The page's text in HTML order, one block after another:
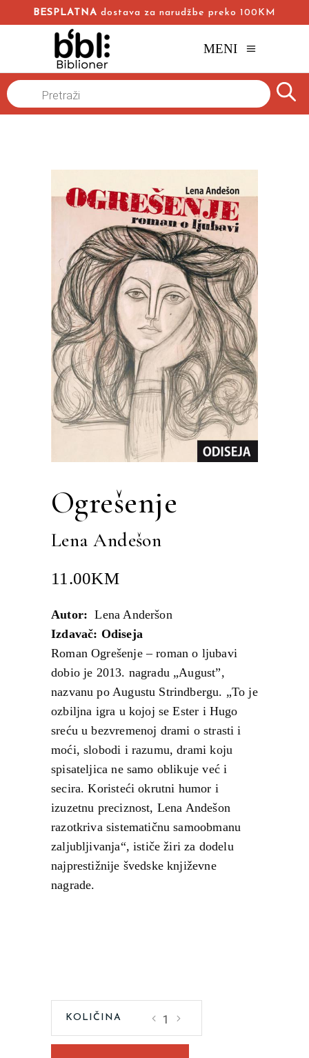
BESPLATNA dostava za narudžbe preko 100KM
MENI
Products
search
Ogrešenje
Lena Andešon
11.00KM
Autor:Lena Anderšon
Izdavač: Odiseja
Roman Ogrešenje – roman o ljubavi
dobio je 2013. nagradu „August”,
nazvanu po Augustu Strindbergu. „To je
ozbiljna igra u kojoj se Ester i Hugo
sreću u bezvremenoj drami o strasti i
moći, slobodi i razumu, drami koju
spisateljica ne samo oblikuje već i
secira. Koristeći okrutni humor i
izuzetnu preciznost, Lena Andešon
razotkriva sistematičnu samoobmanu
zaljubljivanja“, ističe žiri za dodelu
najprestižnije švedske književne
nagrade.
Andešon